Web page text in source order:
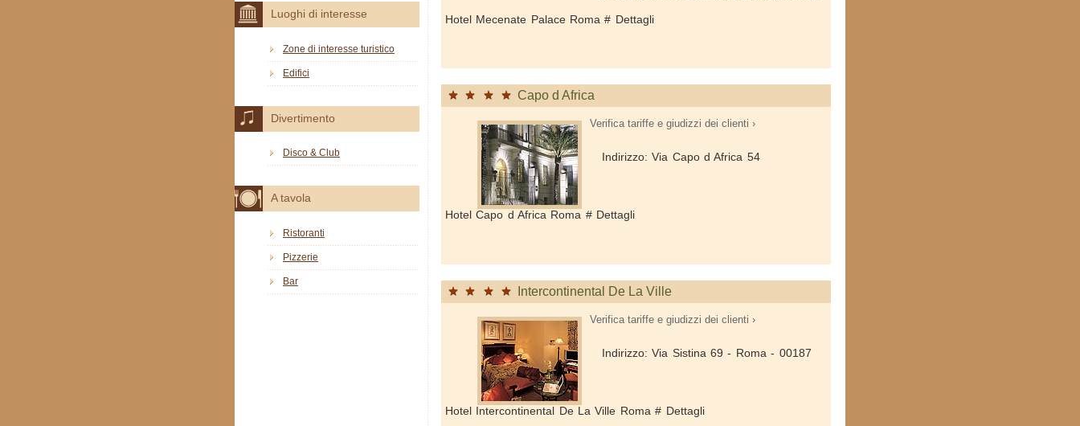
Hotel Mecenate Palace Roma # Dettagli
Capo d Africa
Verifica tariffe e giudizzi dei clienti ›
Indirizzo: Via Capo d Africa 54
Hotel Capo d Africa Roma # Dettagli
Intercontinental De La Ville
Verifica tariffe e giudizzi dei clienti ›
Indirizzo: Via Sistina 69 - Roma - 00187
Hotel Intercontinental De La Ville Roma # Dettagli
Luoghi di interesse
Zone di interesse turistico
Edifici
Divertimento
Disco & Club
A tavola
Ristoranti
Pizzerie
Bar